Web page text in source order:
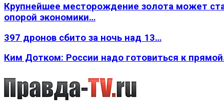
Крупнейшее месторождение золота может
опорой экономики…
397 дронов сбито за ночь над 13…
Ким Дотком: России надо готовиться к